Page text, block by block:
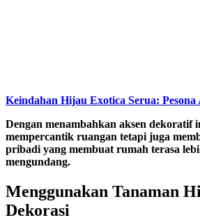
Keindahan Hijau Exotica Serua: Pesona
Dengan menambahkan aksen dekoratif
mempercantik ruangan tetapi juga
pribadi yang membuat rumah terasa
mengundang.
Menggunakan Tanaman
Dekorasi